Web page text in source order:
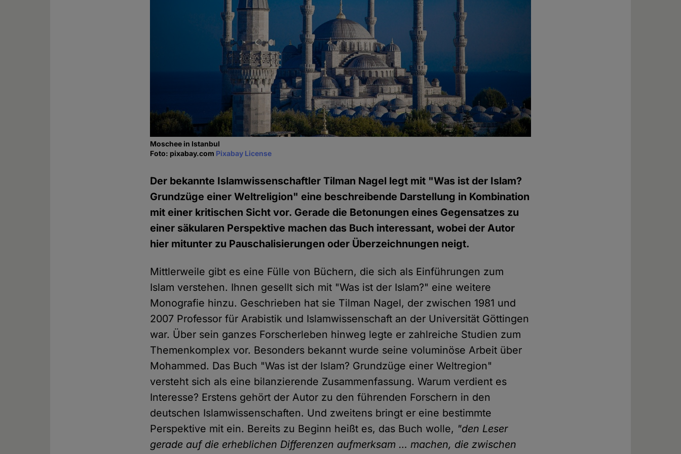
Moschee in Istanbul
Foto: pixabay.com Pixabay License
Der bekannte Islamwissenschaftler Tilman Nagel legt mit "Was ist der Islam?
Grundzüge einer Weltreligion" eine beschreibende Darstellung in Kombination
mit einer kritischen Sicht vor. Gerade die Betonungen eines Gegensatzes zu
einer säkularen Perspektive machen das Buch interessant, wobei der Autor
hier mitunter zu Pauschalisierungen oder Überzeichnungen neigt.
Mittlerweile gibt es eine Fülle von Büchern, die sich als Einführungen zum
Islam verstehen. Ihnen gesellt sich mit "Was ist der Islam?" eine weitere
Monografie hinzu. Geschrieben hat sie Tilman Nagel, der zwischen 1981 und
2007 Professor für Arabistik und Islamwissenschaft an der Universität Göttingen
war. Über sein ganzes Forscherleben hinweg legte er zahlreiche Studien zum
Themenkomplex vor. Besonders bekannt wurde seine voluminöse Arbeit über
Mohammed. Das Buch "Was ist der Islam? Grundzüge einer Weltregion"
versteht sich als eine bilanzierende Zusammenfassung. Warum verdient es
Interesse? Erstens gehört der Autor zu den führenden Forschern in den
deutschen Islamwissenschaften. Und zweitens bringt er eine bestimmte
Perspektive mit ein. Bereits zu Beginn heißt es, das Buch wolle, "den Leser
gerade auf die erheblichen Differenzen aufmerksam … machen, die zwischen